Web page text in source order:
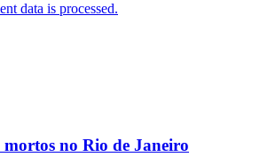
data is processed.
no Rio de Janeiro